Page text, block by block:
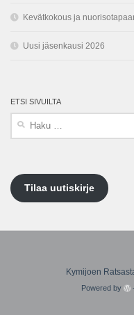
Kevätkokous ja
Uusi jäsenkausi 2026
ETSI SIVUILTA
Tilaa uutiskirje
Kymijoen
Powered by